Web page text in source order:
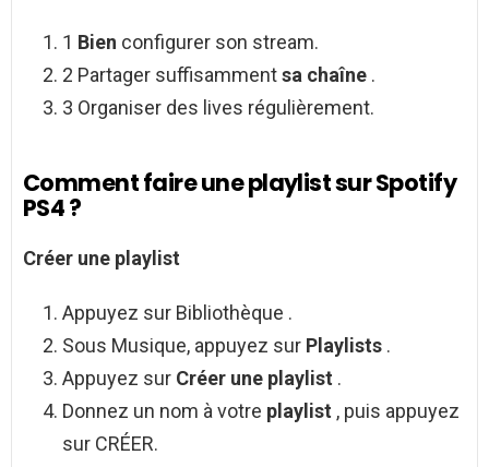
1 Bien configurer son stream.
2 Partager suffisammentsa chaîne .
3 Organiser des lives régulièrement.
Comment faire une playlist sur Spotify
PS4 ?
Créer une playlist
Appuyez sur Bibliothèque .
Sous Musique, appuyez sur Playlists .
Appuyez sur Créer une playlist .
Donnez un nom à votre playlist , puis appuyez
sur CRÉER.